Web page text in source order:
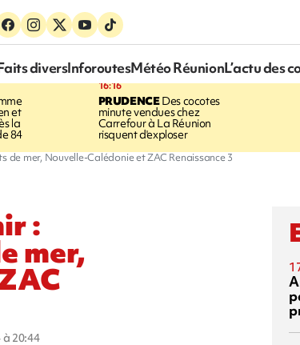
diversInforoutesMétéo RéunionL’actu des
et
la
84
16:16
PRUDENCEDes cocotes
minute vendues chez
Carrefour à La Réunion
risquent d'exploser
mer, Nouvelle-Calédonie et ZAC Renaissance 3
:
mer,
20:44